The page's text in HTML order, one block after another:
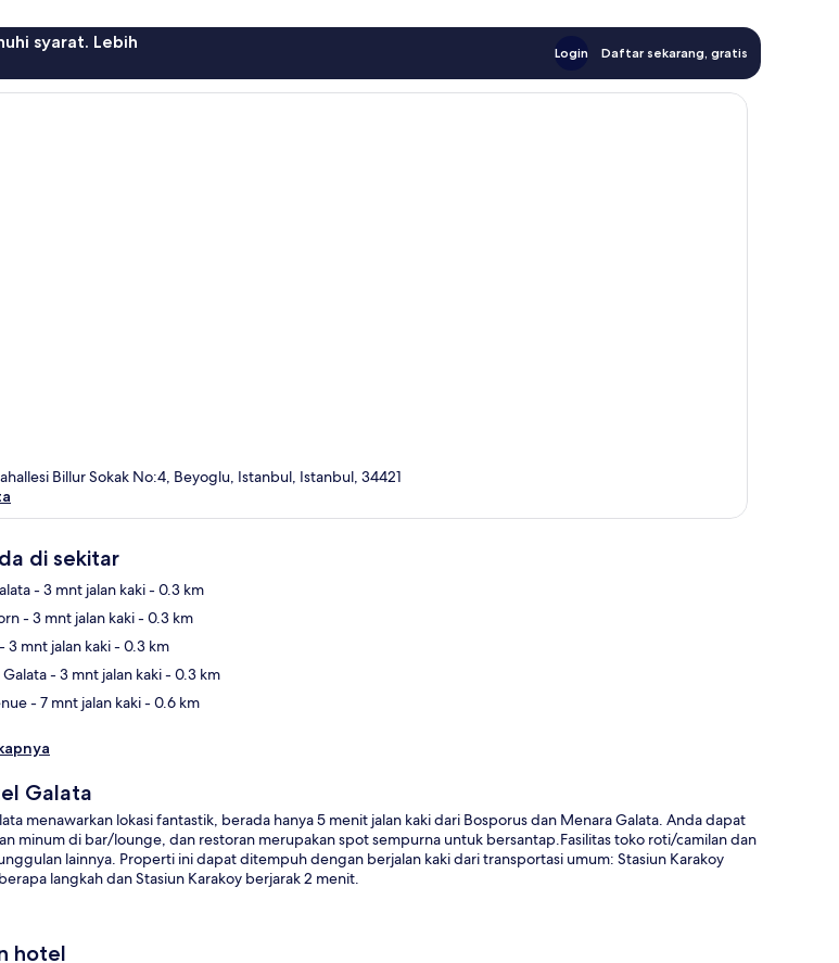
syarat. Lebih
Login Daftar sekarang, gratis
Billur Sokak No:4, Beyoglu, Istanbul, Istanbul, 34421
di sekitar
- 3 mnt jalan kaki- 0.3 km
- 3 mnt jalan kaki- 0.3 km
- 3 mnt jalan kaki- 0.3 km
- 3 mnt jalan kaki- 0.3 km
- 7 mnt jalan kaki- 0.6 km
Galata
menawarkan lokasi fantastik, berada hanya 5 menit jalan kaki dari Bosporus dan Menara Galata. Anda dapat
minum di bar/lounge, dan restoran merupakan spot sempurna untuk bersantap.Fasilitas toko roti/camilan dan
lainnya. Properti ini dapat ditempuh dengan berjalan kaki dari transportasi umum: Stasiun Karakoy
langkah dan Stasiun Karakoy berjarak 2 menit.
hotel